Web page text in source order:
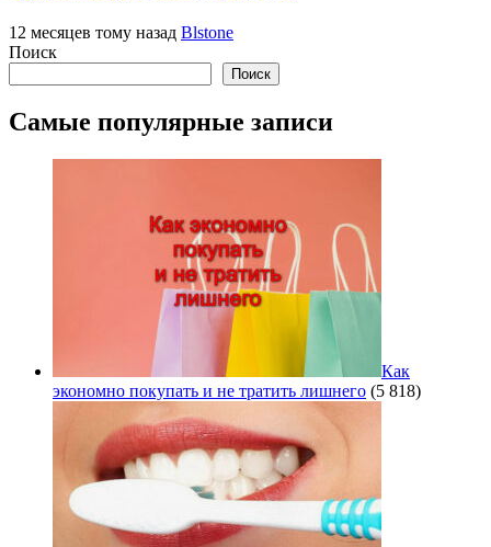
12 месяцев тому назад Blstone
Поиск
Поиск
Самые популярные записи
Как
экономно покупать и не тратить лишнего (5 818)